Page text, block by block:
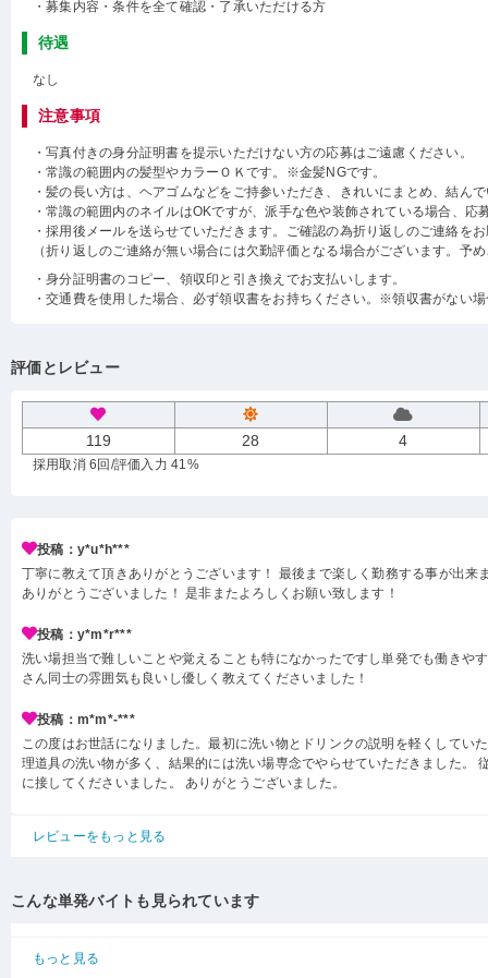
・募集内容・条件を全て確認・了承いただける方
待遇
なし
注意事項
・写真付きの身分証明書を提示いただけない方の応募はご遠慮ください。
・常識の範囲内の髪型やカラーＯＫです。※金髪NGです。
・髪の長い方は、ヘアゴムなどをご持参いただき、きれいにまとめ、結ん
・常識の範囲内のネイルはOKですが、派手な色や装飾されている場合、応
・採用後メールを送らせていただきます。ご確認の為折り返しのご連絡を
（折り返しのご連絡が無い場合には欠勤評価となる場合がございます。予
・身分証明書のコピー、領収印と引き換えでお支払いします。
・交通費を使用した場合、必ず領収書をお持ちください。※領収書がない
評価とレビュー
119 28 4
採用取消 6回 /評価入力 41%
投稿：y*u*h***
丁寧に教えて頂きありがとうございます！ 最後まで楽しく勤務する事が出来
ありがとうございました！ 是非またよろしくお願い致します！
投稿：y*m*r***
洗い場担当で難しいことや覚えることも特になかったですし単発でも働きや
さん同士の雰囲気も良いし優しく教えてくださいました！
投稿：m*m*-***
この度はお世話になりました。最初に洗い物とドリンクの説明を軽くしてい
理道具の洗い物が多く、結果的には洗い場専念でやらせていただきました。
に接してくださいました。 ありがとうございました。
レビューをもっと見る
こんな単発バイトも見られています
もっと見る